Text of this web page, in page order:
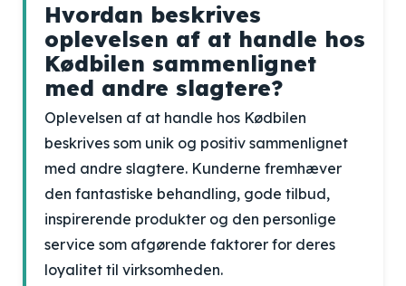
Hvordan beskrives
oplevelsen af at handle hos
Kødbilen sammenlignet
med andre slagtere?
Oplevelsen af at handle hos Kødbilen
beskrives som unik og positiv sammenlignet
med andre slagtere. Kunderne fremhæver
den fantastiske behandling, gode tilbud,
inspirerende produkter og den personlige
service som afgørende faktorer for deres
loyalitet til virksomheden.